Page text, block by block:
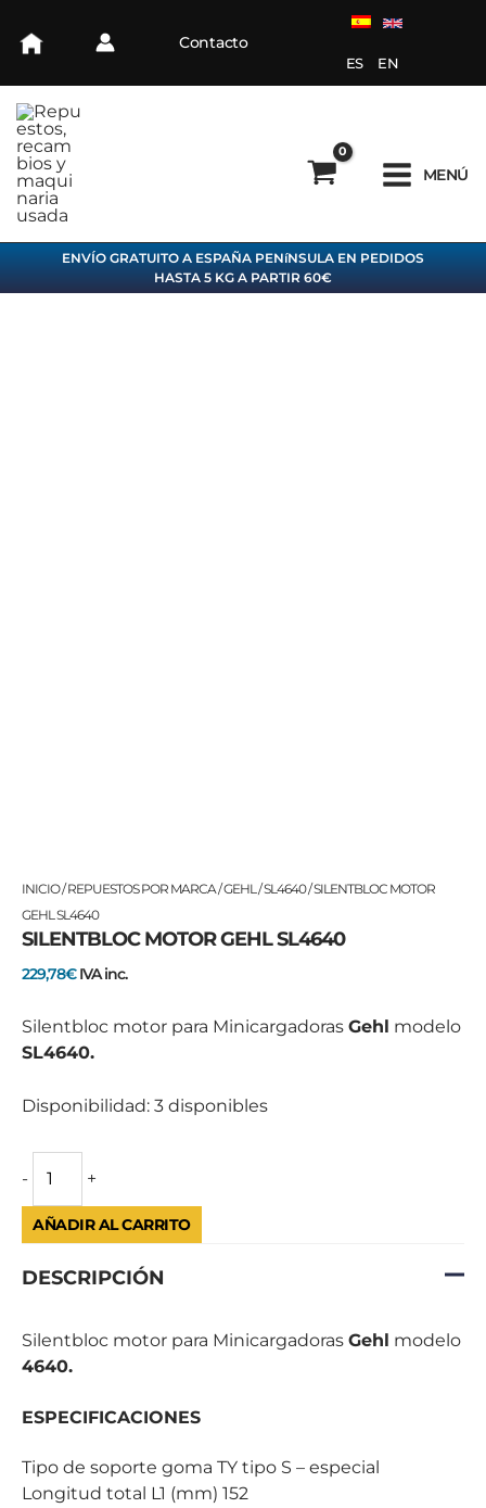
Contacto
ES EN
MENÚ
ENVÍO GRATUITO A ESPAÑA PENíNSULA EN PEDIDOS
HASTA 5 KG A PARTIR 60€
INICIO/REPUESTOS POR MARCA/GEHL/SL4640/ SILENTBLOC MOTOR
GEHL SL4640
SILENTBLOC MOTOR GEHL SL4640
229,78€ IVA inc.
Silentbloc motor para Minicargadoras Gehl modelo
SL4640.
Disponibilidad: 3 disponibles
-
SILENTBLOC
MOTOR
GEHL
SL4640
+
AÑADIR AL CARRITO
DESCRIPCIÓN
Silentbloc motor para Minicargadoras Gehl modelo
4640.
ESPECIFICACIONES
Tipo de soporte goma TY tipo S – especial
Longitud total L1 (mm) 152